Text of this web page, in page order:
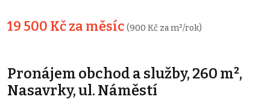
19 500 Kč za měsíc (900 Kč za m²/rok)
Pronájem obchod a služby, 260 m²,
Nasavrky, ul. Náměstí